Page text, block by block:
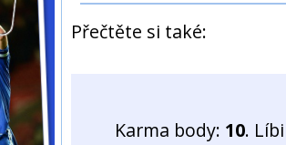
Přečtěte si také:
Karma body: 10.